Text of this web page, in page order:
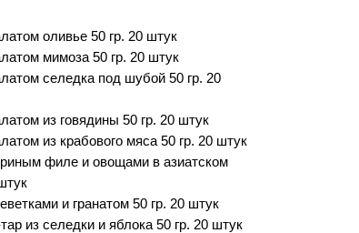
оливье 50 гр. 20 штук
мимоза 50 гр. 20 штук
селедка под шубой 50 гр. 20
из говядины 50 гр. 20 штук
из крабового мяса 50 гр. 20 штук
филе и овощами в азиатском
и гранатом 50 гр. 20 штук
из селедки и яблока 50 гр. 20 штук